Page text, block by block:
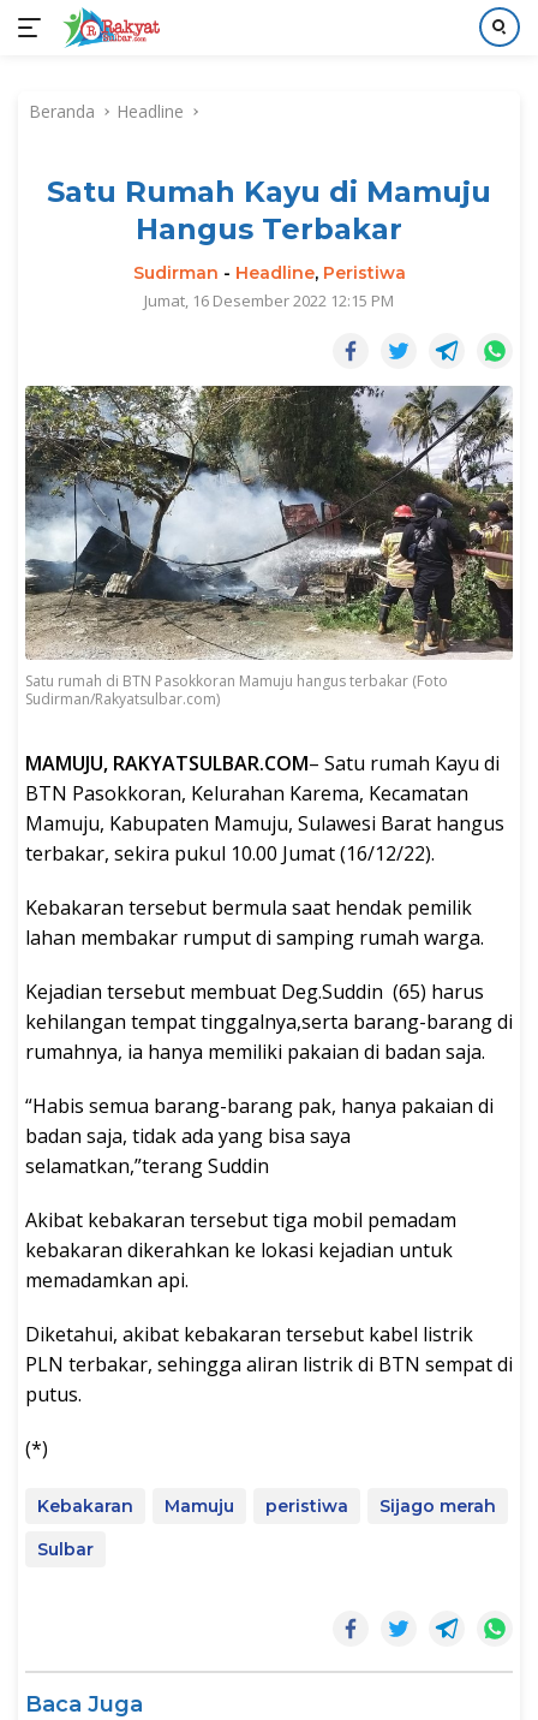
kontenBeranda Headline
Satu Rumah Kayu di Mamuju
Hangus Terbakar
Sudirman - Headline, Peristiwa
Jumat, 16 Desember 2022 12:15 PM
Satu rumah di BTN Pasokkoran Mamuju hangus terbakar (Foto
Sudirman/Rakyatsulbar.com)
MAMUJU, RAKYATSULBAR.COM– Satu rumah Kayu di
BTN Pasokkoran, Kelurahan Karema, Kecamatan
Mamuju, Kabupaten Mamuju, Sulawesi Barat hangus
terbakar, sekira pukul 10.00 Jumat (16/12/22).
Kebakaran tersebut bermula saat hendak pemilik
lahan membakar rumput di samping rumah warga.
Kejadian tersebut membuat Deg.Suddin (65) harus
kehilangan tempat tinggalnya,serta barang-barang di
rumahnya, ia hanya memiliki pakaian di badan saja.
“Habis semua barang-barang pak, hanya pakaian di
badan saja, tidak ada yang bisa saya
selamatkan,”terang Suddin
Akibat kebakaran tersebut tiga mobil pemadam
kebakaran dikerahkan ke lokasi kejadian untuk
memadamkan api.
Diketahui, akibat kebakaran tersebut kabel listrik
PLN terbakar, sehingga aliran listrik di BTN sempat di
putus.
(*)
Kebakaran Mamuju peristiwa
Sijago merah
Sulbar
Baca Juga